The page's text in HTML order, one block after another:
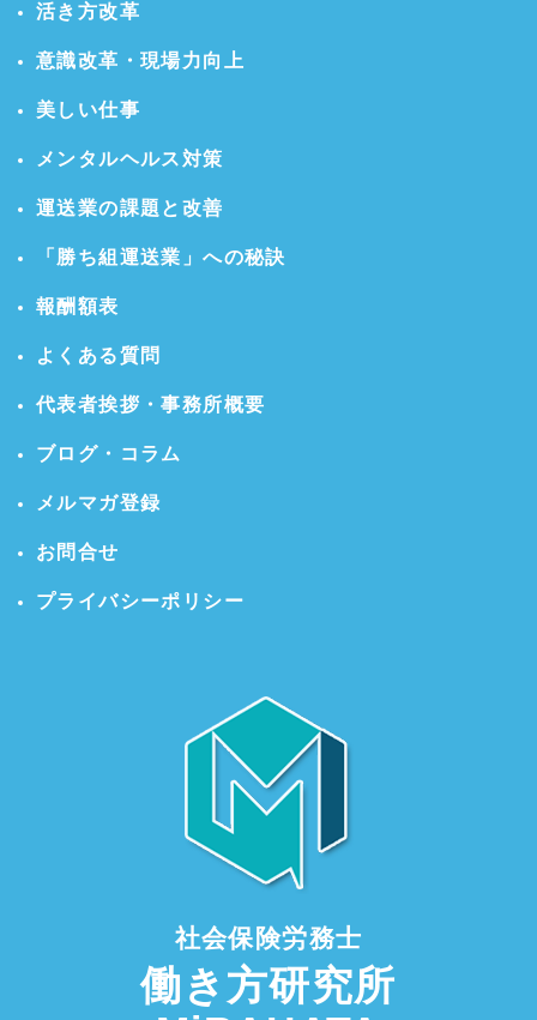
活き方改革
意識改革・現場力向上
美しい仕事
メンタルヘルス対策
運送業の課題と改善
「勝ち組運送業」への秘訣
報酬額表
よくある質問
代表者挨拶・事務所概要
ブログ・コラム
メルマガ登録
お問合せ
プライバシーポリシー
社会保険労務士
働き方研究所